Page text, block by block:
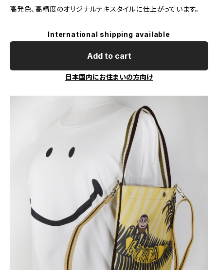
高発色、高精度のオリジナルテキスタイルに仕上がっています。
International shipping available
Add to cart
日本国内にお住まいの方向け